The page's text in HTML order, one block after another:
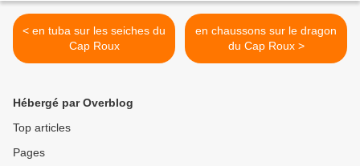
< en tuba sur les seiches du
Cap Roux
en chaussons sur le dragon
du Cap Roux >
Hébergé par Overblog
Top articles
Pages